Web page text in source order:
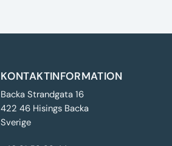
KONTAKTINFORMATION
Backa Strandgata 16
422 46 Hisings Backa
Sverige